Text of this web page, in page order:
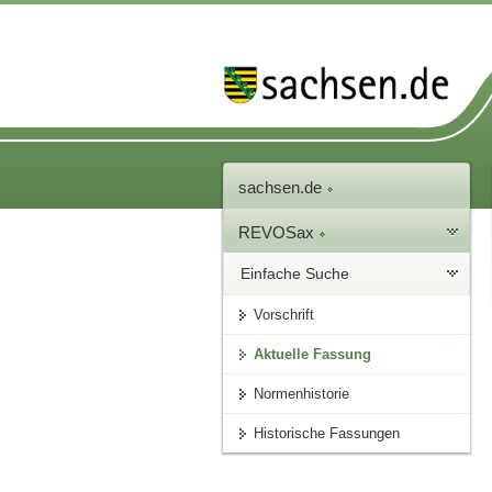
sachsen.de
REVOSax
Einfache Suche
Vorschrift
Aktuelle Fassung
Normenhistorie
Historische Fassungen